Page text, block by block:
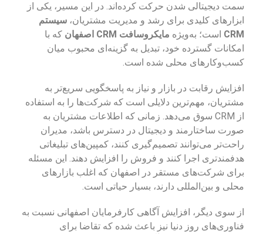
سمت دیجیتالی شدن حرکت کرده‌اند. در این مسیر، یکی از
ابزارهای کلیدی برای رشد و مدیریت مشتریان،سیستم
CRM است؛ به‌ویژه مایکروسافت CRM اصفهان
که با
امکانات گسترده خود، تبدیل به گزینه‌ای محبوب میان
کسب‌وکارهای محلی شده است.
افزایش رقابت در بازار و نیاز به پاسخگویی سریع‌تر به
مشتریان، مهم‌ترین دلایلی است که شرکت‌ها را به استفاده
از CRM سوق می‌دهد. زمانی که اطلاعات مشتریان به
صورت ساختارمند و دیجیتال در دسترس باشد، مدیران
راحت‌تر می‌توانند تصمیم‌گیری کنند، کمپین‌های تبلیغاتی
هدفمندتری اجرا کنند و فروش را افزایش دهند. این مسئله
برای شرکت‌های مستقر در اصفهان که اغلب بازارهای
محلی و بین‌المللی دارند، بسیار حیاتی است.
از سوی دیگر، افزایش آگاهی کارفرمایان اصفهانی نسبت به
فناوری‌های روز دنیا نیز باعث شده که تقاضا برای